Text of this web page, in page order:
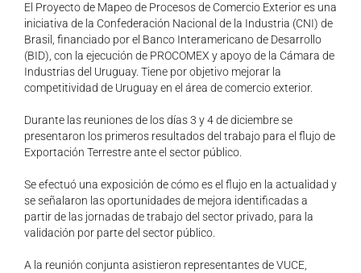
El Proyecto de Mapeo de Procesos de Comercio Exterior es una
iniciativa de la Confederación Nacional de la Industria (CNI) de
Brasil, financiado por el Banco Interamericano de Desarrollo
(BID), con la ejecución de PROCOMEX y apoyo de la Cámara de
Industrias del Uruguay. Tiene por objetivo mejorar la
competitividad de Uruguay en el área de comercio exterior.
Durante las reuniones de los días 3 y 4 de diciembre se
presentaron los primeros resultados del trabajo para el flujo de
Exportación Terrestre ante el sector público.
Se efectuó una exposición de cómo es el flujo en la actualidad y
se señalaron las oportunidades de mejora identificadas a
partir de las jornadas de trabajo del sector privado, para la
validación por parte del sector público.
A la reunión conjunta asistieron representantes de VUCE,